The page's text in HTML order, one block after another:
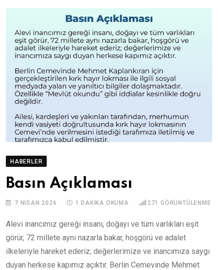
HABERLER
Basın Açıklaması
7 NISAN 2026 1 DAKIKA OKUMA 271 GÖRÜNTÜLENME
Alevi inancımız gereği insanı, doğayı ve tüm varlıkları eşit
görür, 72 millete aynı nazarla bakar, hoşgörü ve adalet
ilkeleriyle hareket ederiz; değerlerimize ve inancımıza saygı
duyan herkese kapımız açıktır. Berlin Cemevinde Mehmet